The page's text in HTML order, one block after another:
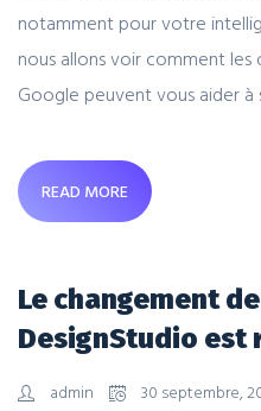
notamment pour votre
nous allons voir comment
Google peuvent vous aider à
READ MORE
Le changement
DesignStudio est
admin 30 septembre,